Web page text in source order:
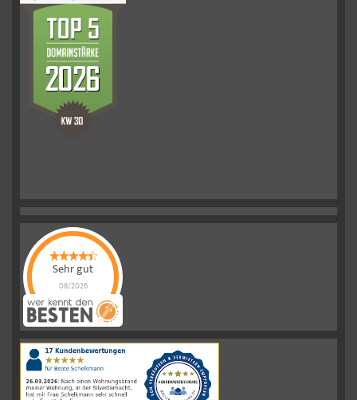
Sehr gut
08/2026
Schelkmann
Immobilienhat
|110Schelkmann
ImmobilienBewertungen
auf
werkenntdenBESTEN.de